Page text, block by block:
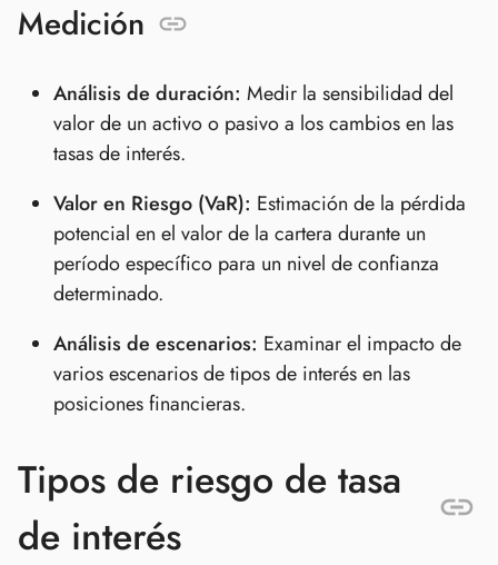
Medición
Análisis de duración: Medir la sensibilidad del
valor de un activo o pasivo a los cambios en las
tasas de interés.
Valor en Riesgo (VaR): Estimación de la pérdida
potencial en el valor de la cartera durante un
período específico para un nivel de confianza
determinado.
Análisis de escenarios: Examinar el impacto de
varios escenarios de tipos de interés en las
posiciones financieras.
Tipos de riesgo de tasa
de interés